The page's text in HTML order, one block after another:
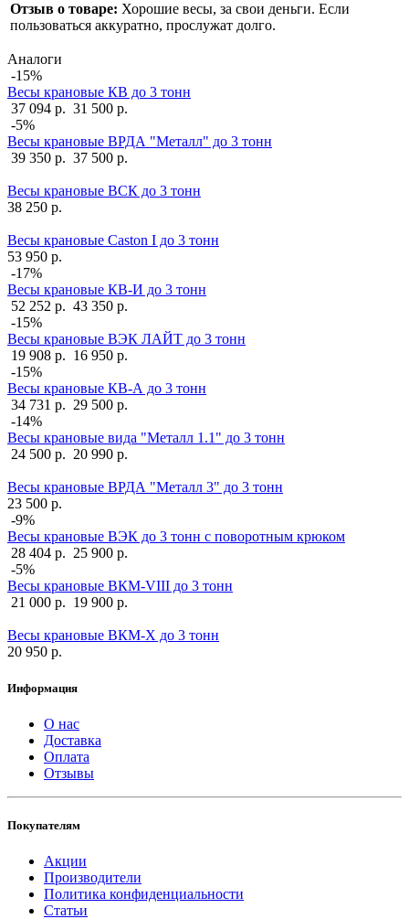
Отзыв о товаре: Хорошие весы, за свои деньги. Если
пользоваться аккуратно, прослужат долго.
Аналоги
-15%
Весы крановые КВ до 3 тонн
37 094 р. 31 500 р.
-5%
Весы крановые ВРДА "Металл" до 3 тонн
39 350 р. 37 500 р.
Весы крановые ВСК до 3 тонн
38 250 р.
Весы крановые Caston I до 3 тонн
53 950 р.
-17%
Весы крановые КВ-И до 3 тонн
52 252 р. 43 350 р.
-15%
Весы крановые ВЭК ЛАЙТ до 3 тонн
19 908 р. 16 950 р.
-15%
Весы крановые КВ-А до 3 тонн
34 731 р. 29 500 р.
-14%
Весы крановые вида "Металл 1.1" до 3 тонн
24 500 р. 20 990 р.
Весы крановые ВРДА "Металл 3" до 3 тонн
23 500 р.
-9%
Весы крановые ВЭК до 3 тонн с поворотным крюком
28 404 р. 25 900 р.
-5%
Весы крановые ВКМ-VIII до 3 тонн
21 000 р. 19 900 р.
Весы крановые ВКМ-X до 3 тонн
20 950 р.
Информация
О нас
Доставка
Оплата
Отзывы
Покупателям
Акции
Производители
Политика конфиденциальности
Статьи